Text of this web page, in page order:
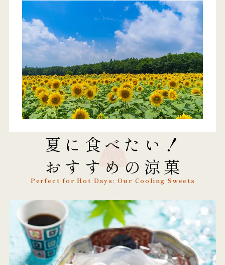
夏に食べたい！
おすすめの涼菓
Perfect for Hot Days: Our Cooling Sweets